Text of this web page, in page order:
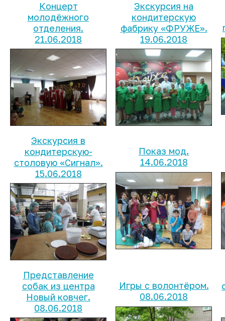
Концерт
молодёжного
отделения.
21.06.2018
Экскурсия на
кондитерскую
фабрику «ФРУЖЕ».
19.06.2018
Экскурсия в
кондитерскую-
столовую «Сигнал».
15.06.2018
Показ мод.
14.06.2018
Представление
собак из центра
Новый ковчег.
08.06.2018
Игры с волонтёром.
08.06.2018